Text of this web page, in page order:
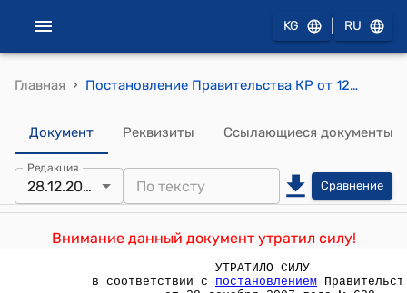
KG RU
Главная › Постановление Правительства КР от 12 августа 1996 года N 375 "О регистрационном пороге налога на добавленную стоимость"
Документ Реквизиты Ссылающиеся документы
Редакция
28.12.2007 Сравнение
Внимание данный документ утратил силу!